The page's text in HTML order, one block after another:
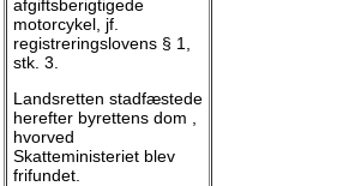
afgiftsberigtigede
motorcykel, jf.
registreringslovens § 1,
stk. 3.
Landsretten stadfæstede
herefter byrettens dom ,
hvorved
Skatteministeriet blev
frifundet.